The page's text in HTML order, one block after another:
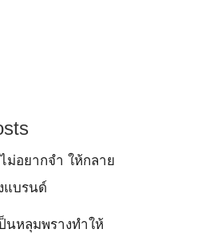
ม่อยากจำ ให้กลาย
แบรนด์
นหลุมพรางทำให้